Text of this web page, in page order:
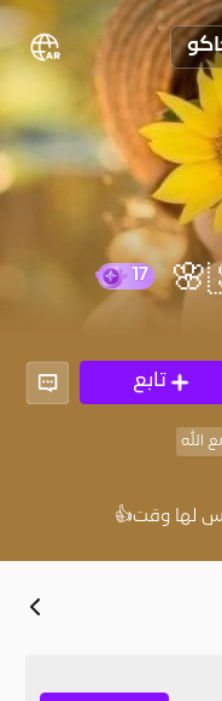
تابع
الله
لها وقت👍